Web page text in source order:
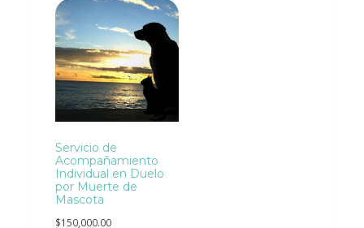
Servicio de
Acompañamiento
Individual en Duelo
por Muerte de
Mascota
$150,000.00